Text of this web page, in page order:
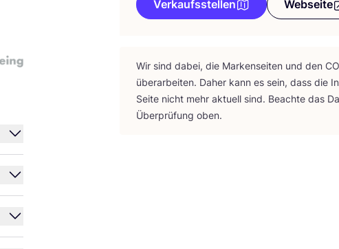
Verkaufsstellen
Webseite
Wir sind dabei, die Mar­ken­sei­ten und den
über­ar­bei­ten. Daher kann es sein, dass die
Sei­te nicht mehr aktu­ell sind. Beach­te das
Über­prü­fung oben.